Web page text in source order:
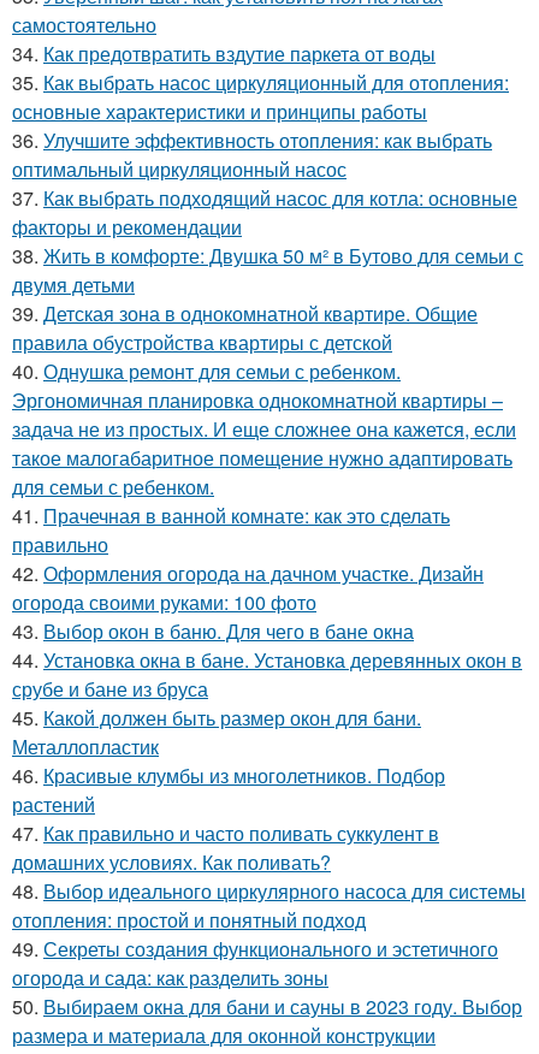
самостоятельно
34. Как предотвратить вздутие паркета от воды
35. Как выбрать насос циркуляционный для отопления:
основные характеристики и принципы работы
36. Улучшите эффективность отопления: как выбрать
оптимальный циркуляционный насос
37. Как выбрать подходящий насос для котла: основные
факторы и рекомендации
38. Жить в комфорте: Двушка 50 м² в Бутово для семьи с
двумя детьми
39. Детская зона в однокомнатной квартире. Общие
правила обустройства квартиры с детской
40. Однушка ремонт для семьи с ребенком.
Эргономичная планировка однокомнатной квартиры –
задача не из простых. И еще сложнее она кажется, если
такое малогабаритное помещение нужно адаптировать
для семьи с ребенком.
41. Прачечная в ванной комнате: как это сделать
правильно
42. Оформления огорода на дачном участке. Дизайн
огорода своими руками: 100 фото
43. Выбор окон в баню. Для чего в бане окна
44. Установка окна в бане. Установка деревянных окон в
срубе и бане из бруса
45. Какой должен быть размер окон для бани.
Металлопластик
46. Красивые клумбы из многолетников. Подбор
растений
47. Как правильно и часто поливать суккулент в
домашних условиях. Как поливать?
48. Выбор идеального циркулярного насоса для системы
отопления: простой и понятный подход
49. Секреты создания функционального и эстетичного
огорода и сада: как разделить зоны
50. Выбираем окна для бани и сауны в 2023 году. Выбор
размера и материала для оконной конструкции